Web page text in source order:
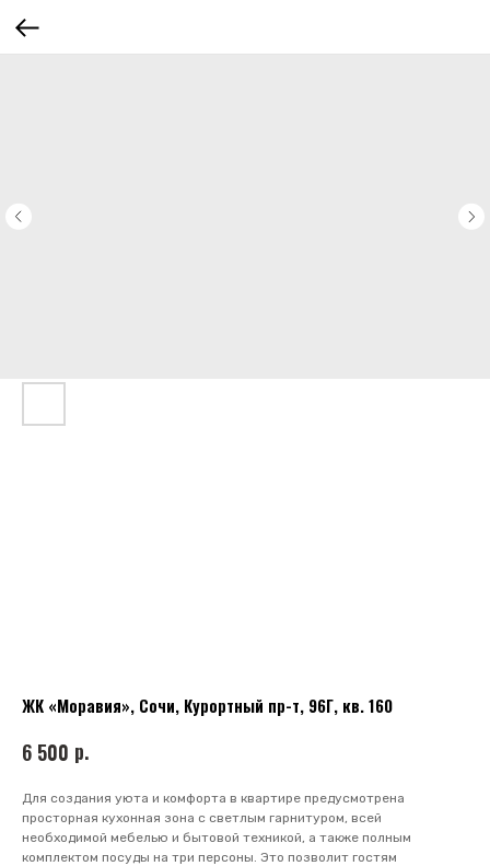
ЖК «Моравия», Сочи, Курортный пр-т, 96Г, кв. 160
6 500 р.
Для создания уюта и комфорта в квартире предусмотрена
просторная кухонная зона с светлым гарнитуром, всей
необходимой мебелью и бытовой техникой, а также полным
комплектом посуды на три персоны. Это позволит гостям